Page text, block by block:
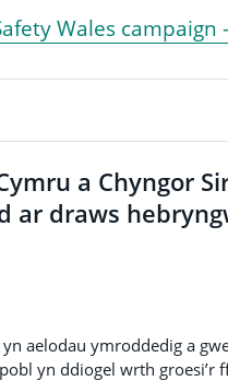
Wales campaign
a Chyngor
draws
aelodau ymroddedig a
yn ddiogel wrth groesi’r